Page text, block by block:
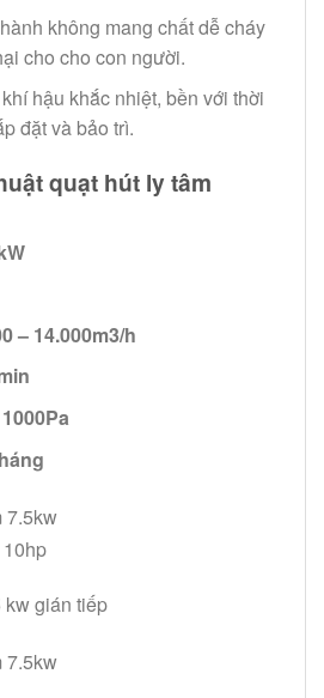
không mang chất dễ cháy
cho cho con người.
hậu khắc nhiệt, bền với thời
đặt và bảo trì.
quạt hút ly tâm
– 14.000m3/h
kw gián tiếp